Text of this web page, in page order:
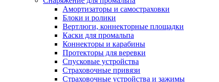
Амортизаторы и самостраховки
Блоки и ролики
Вертлюги, коннекторные площадки
Каски для промальпа
Коннекторы и карабины
Протекторы для веревки
Спусковые устройства
Страховочные привязи
Страховочные устройства и зажимы